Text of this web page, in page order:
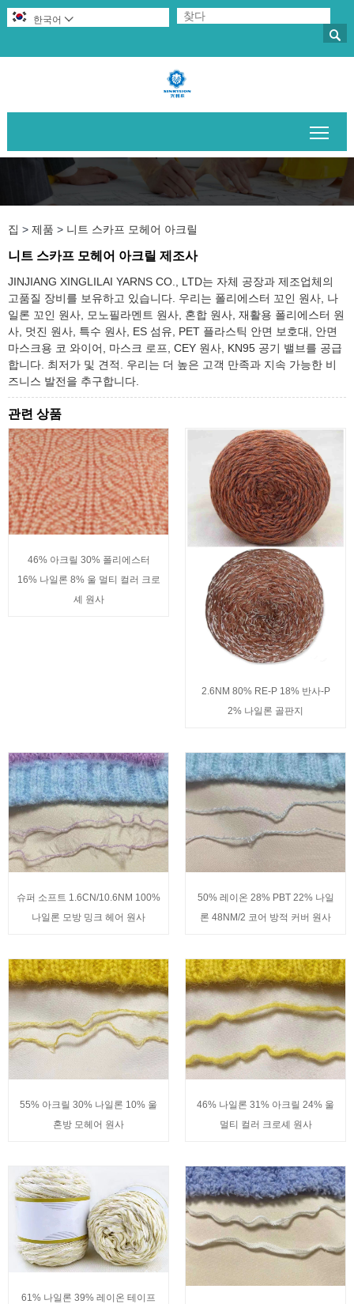

한국어 
집 > 제품 > 니트 스카프 모헤어 아크릴
니트 스카프 모헤어 아크릴 제조사
JINJIANG XINGLILAI YARNS CO., LTD는 자체 공장과 제조업체의
고품질 장비를 보유하고 있습니다. 우리는 폴리에스터 꼬인 원사, 나
일론 꼬인 원사, 모노필라멘트 원사, 혼합 원사, 재활용 폴리에스터 원
사, 멋진 원사, 특수 원사, ES 섬유, PET 플라스틱 안면 보호대, 안면
마스크용 코 와이어, 마스크 로프, CEY 원사, KN95 공기 밸브를 공급
합니다. 최저가 및 견적. 우리는 더 높은 고객 만족과 지속 가능한 비
즈니스 발전을 추구합니다.
관련 상품
46% 아크릴 30% 폴리에스터
16% 나일론 8% 울 멀티 컬러 크로
셰 원사
2.6NM 80% RE-P 18% 반사-P
2% 나일론 골판지
슈퍼 소프트 1.6CN/10.6NM 100%
나일론 모방 밍크 헤어 원사
50% 레이온 28% PBT 22% 나일
론 48NM/2 코어 방적 커버 원사
55% 아크릴 30% 나일론 10% 울
혼방 모헤어 원사
46% 나일론 31% 아크릴 24% 울
멀티 컬러 크로셰 원사
61% 나일론 39% 레이온 테이프